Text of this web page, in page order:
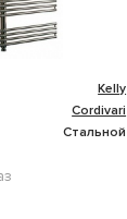
Kelly
Cordivari
Стальной